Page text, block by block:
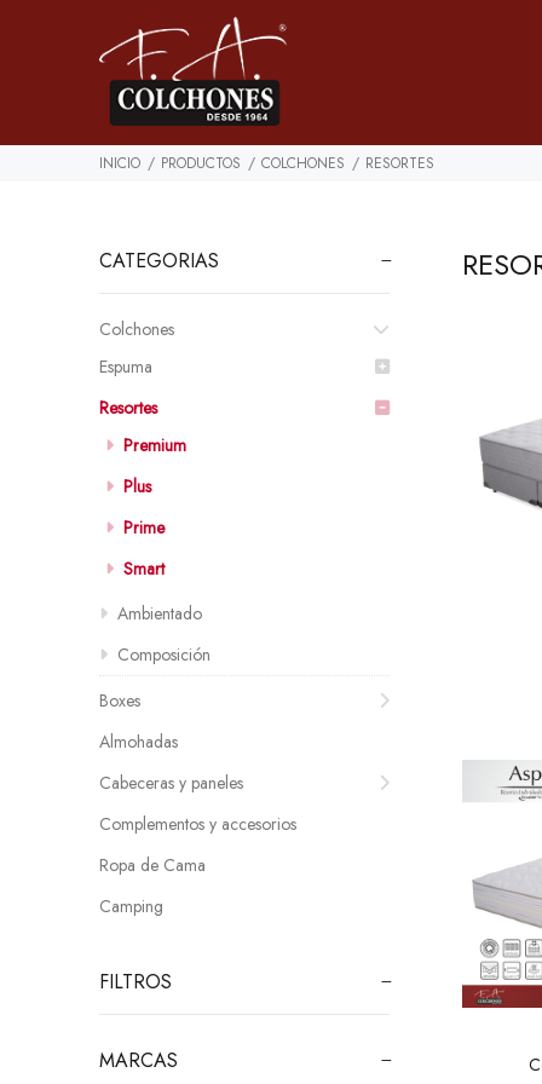
INICIO PRODUCTOS COLCHONES RESORTES
CATEGORIAS
Colchones
Espuma
Resortes
Premium
Plus
Prime
Smart
Ambientado
Composición
Boxes
Almohadas
Cabeceras y paneles
Complementos y accesorios
Ropa de Cama
Camping
FILTROS
MARCAS